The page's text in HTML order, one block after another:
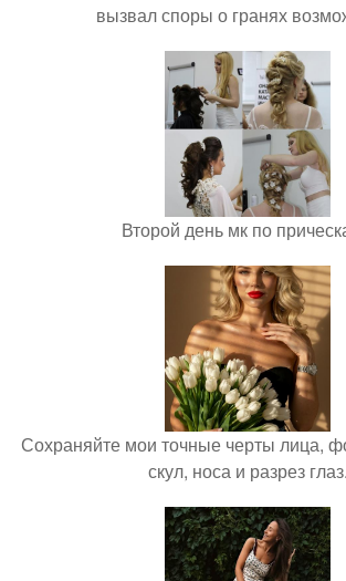
вызвал споры о гранях
Второй день мк по
Сохраняйте мои точные черты лица,
скул, носа и разрез глаз.